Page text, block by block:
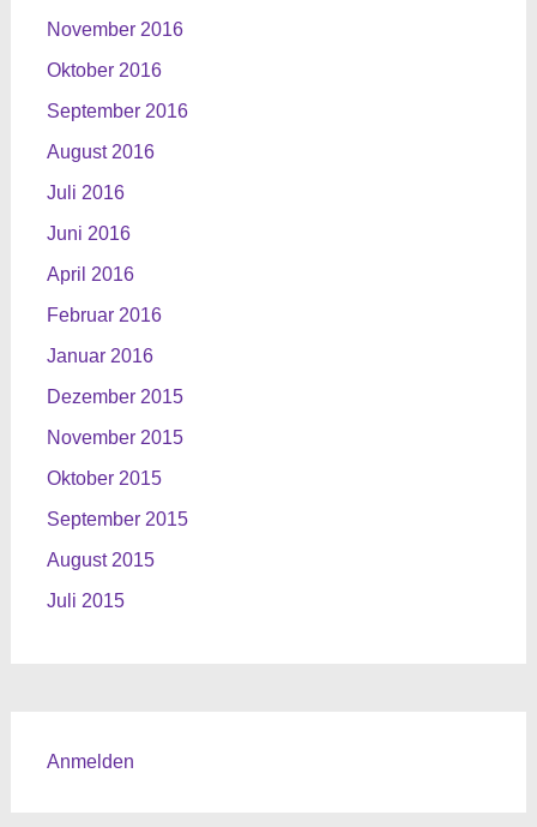
November 2016
Oktober 2016
September 2016
August 2016
Juli 2016
Juni 2016
April 2016
Februar 2016
Januar 2016
Dezember 2015
November 2015
Oktober 2015
September 2015
August 2015
Juli 2015
Anmelden